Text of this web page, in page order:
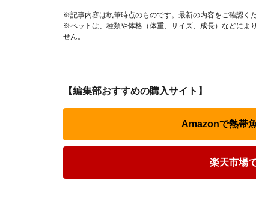
※記事内容は執筆時点のものです。最新の内容をご確認くだ
※ペットは、種類や体格（体重、サイズ、成長）などによ
せん。
【編集部おすすめの購入サイト】
Amazonで熱帯
楽天市場